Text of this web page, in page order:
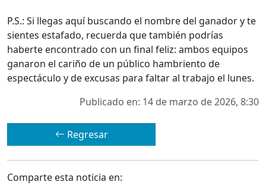
P.S.: Si llegas aquí buscando el nombre del ganador y te
sientes estafado, recuerda que también podrías
haberte encontrado con un final feliz: ambos equipos
ganaron el cariño de un público hambriento de
espectáculo y de excusas para faltar al trabajo el lunes.
Publicado en: 14 de marzo de 2026, 8:30
Regresar
Comparte esta noticia en: